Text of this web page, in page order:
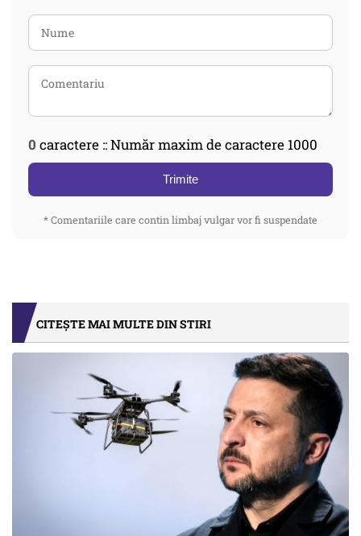
0 caractere :: Număr maxim de caractere 1000
Trimite
* Comentariile care contin limbaj vulgar vor fi suspendate
CITEȘTE MAI MULTE DIN STIRI